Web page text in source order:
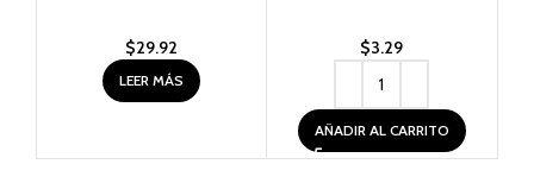
$29.92
LEER MÁS
$3.29
AÑADIR AL CARRITO